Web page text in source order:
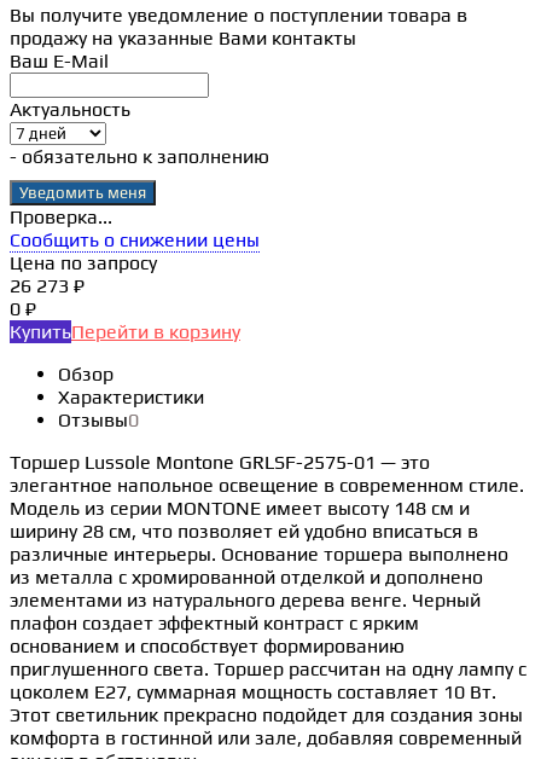
Вы получите уведомление о поступлении товара в
продажу на указанные Вами контакты
Ваш E-Mail
Актуальность
- обязательно к заполнению
Проверка...
Сообщить о снижении цены
Цена по запросу
26 273 ₽
0 ₽
КупитьПерейти в корзину
Обзор
Характеристики
Отзывы0
Торшер Lussole Montone GRLSF-2575-01 — это
элегантное напольное освещение в современном стиле.
Модель из серии MONTONE имеет высоту 148 см и
ширину 28 см, что позволяет ей удобно вписаться в
различные интерьеры. Основание торшера выполнено
из металла с хромированной отделкой и дополнено
элементами из натурального дерева венге. Черный
плафон создает эффектный контраст с ярким
основанием и способствует формированию
приглушенного света. Торшер рассчитан на одну лампу с
цоколем E27, суммарная мощность составляет 10 Вт.
Этот светильник прекрасно подойдет для создания зоны
комфорта в гостинной или зале, добавляя современный